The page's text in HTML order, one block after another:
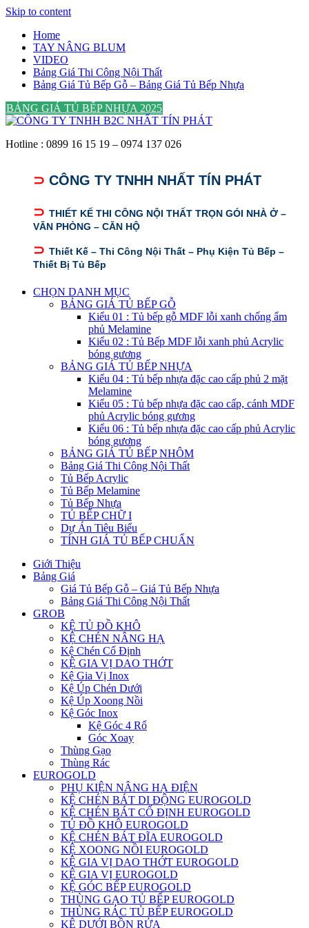
Skip to content
Home
TAY NÂNG BLUM
VIDEO
Bảng Giá Thi Công Nội Thất
Bảng Giá Tủ Bếp Gỗ – Bảng Giá Tủ Bếp Nhựa
BẢNG GIÁ TỦ BẾP NHỰA 2025
Hotline : 0899 16 15 19 – 0974 137 026
⊃ CÔNG TY TNHH NHẤT TÍN PHÁT
⊃ THIẾT KẾ THI CÔNG NỘI THẤT TRỌN GÓI NHÀ Ở –
VĂN PHÒNG – CĂN HỘ
⊃ Thiết Kế – Thi Công Nội Thất – Phụ Kiện Tủ Bếp –
Thiết Bị Tủ Bếp
CHỌN DANH MỤC
BẢNG GIÁ TỦ BẾP GỖ
Kiểu 01 : Tủ bếp gỗ MDF lỗi xanh chống ẩm
phủ Melamine
Kiểu 02 : Tủ Bếp MDF lỗi xanh phủ Acrylic
bóng gương
BẢNG GIÁ TỦ BẾP NHỰA
Kiểu 04 : Tủ bếp nhựa đặc cao cấp phủ 2 mặt
Melamine
Kiểu 05 : Tủ bếp nhựa đặc cao cấp, cánh MDF
phủ Acrylic bóng gương
Kiểu 06 : Tủ bếp nhựa đặc cao cấp phủ Acrylic
bóng gương
BẢNG GIÁ TỦ BẾP NHÔM
Bảng Giá Thi Công Nội Thất
Tủ Bếp Acrylic
Tủ Bếp Melamine
Tủ Bếp Nhựa
TỦ BẾP CHỮ I
Dự Án Tiêu Biểu
TÍNH GIÁ TỦ BẾP CHUẨN
Giới Thiệu
Bảng Giá
Giá Tủ Bếp Gỗ – Giá Tủ Bếp Nhựa
Bảng Giá Thi Công Nội Thất
GROB
KỆ TỦ ĐỒ KHÔ
KỆ CHÉN NÂNG HẠ
Kệ Chén Cố Định
KỆ GIA VỊ DAO THỚT
Kệ Gia Vị Inox
Kệ Úp Chén Dưới
Kệ Úp Xoong Nồi
Kệ Góc Inox
Kệ Góc 4 Rổ
Góc Xoay
Thùng Gạo
Thùng Rác
EUROGOLD
PHỤ KIỆN NÂNG HẠ ĐIỆN
KỆ CHÉN BÁT DI ĐỘNG EUROGOLD
KỆ CHÉN BÁT CỐ ĐỊNH EUROGOLD
TỦ ĐỒ KHÔ EUROGOLD
KỆ CHÉN BÁT ĐĨA EUROGOLD
KỆ XOONG NỒI EUROGOLD
KỆ GIA VỊ DAO THỚT EUROGOLD
KỆ GIA VỊ EUROGOLD
KỆ GÓC BẾP EUROGOLD
THÙNG GẠO TỦ BẾP EUROGOLD
THÙNG RÁC TỦ BẾP EUROGOLD
KỆ DƯỚI BỒN RỬA